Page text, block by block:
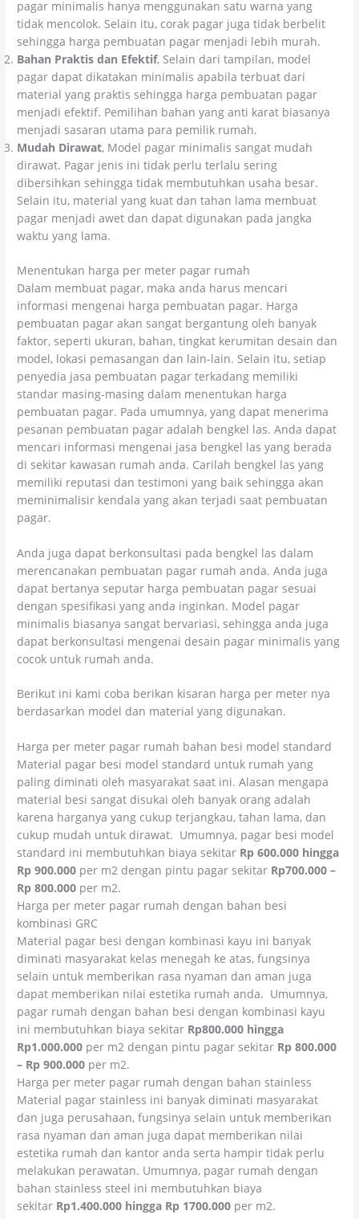
pagar minimalis hanya menggunakan satu warna yang
tidak mencolok. Selain itu, corak pagar juga tidak berbelit
sehingga harga pembuatan pagar menjadi lebih murah.
Bahan Praktis dan Efektif, Selain dari tampilan, model
pagar dapat dikatakan minimalis apabila terbuat dari
material yang praktis sehingga harga pembuatan pagar
menjadi efektif. Pemilihan bahan yang anti karat biasanya
menjadi sasaran utama para pemilik rumah.
Mudah Dirawat, Model pagar minimalis sangat mudah
dirawat. Pagar jenis ini tidak perlu terlalu sering
dibersihkan sehingga tidak membutuhkan usaha besar.
Selain itu, material yang kuat dan tahan lama membuat
pagar menjadi awet dan dapat digunakan pada jangka
waktu yang lama.
Menentukan harga per meter pagar rumah
Dalam membuat pagar, maka anda harus mencari
informasi mengenai harga pembuatan pagar. Harga
pembuatan pagar akan sangat bergantung oleh banyak
faktor, seperti ukuran, bahan, tingkat kerumitan desain dan
model, lokasi pemasangan dan lain-lain. Selain itu, setiap
penyedia jasa pembuatan pagar terkadang memiliki
standar masing-masing dalam menentukan harga
pembuatan pagar. Pada umumnya, yang dapat menerima
pesanan pembuatan pagar adalah bengkel las. Anda dapat
mencari informasi mengenai jasa bengkel las yang berada
di sekitar kawasan rumah anda. Carilah bengkel las yang
memiliki reputasi dan testimoni yang baik sehingga akan
meminimalisir kendala yang akan terjadi saat pembuatan
pagar.
Anda juga dapat berkonsultasi pada bengkel las dalam
merencanakan pembuatan pagar rumah anda. Anda juga
dapat bertanya seputar harga pembuatan pagar sesuai
dengan spesifikasi yang anda inginkan. Model pagar
minimalis biasanya sangat bervariasi, sehingga anda juga
dapat berkonsultasi mengenai desain pagar minimalis yang
cocok untuk rumah anda.
Berikut ini kami coba berikan kisaran harga per meter nya
berdasarkan model dan material yang digunakan.
Harga per meter pagar rumah bahan besi model standard
Material pagar besi model standard untuk rumah yang
paling diminati oleh masyarakat saat ini. Alasan mengapa
material besi sangat disukai oleh banyak orang adalah
karena harganya yang cukup terjangkau, tahan lama, dan
cukup mudah untuk dirawat. Umumnya, pagar besi model
standard ini membutuhkan biaya sekitar Rp 600.000 hingga
Rp 900.000 per m2 dengan pintu pagar sekitar Rp700.000 –
Rp 800.000 per m2.
Harga per meter pagar rumah dengan bahan besi
kombinasi GRC
Material pagar besi dengan kombinasi kayu ini banyak
diminati masyarakat kelas menegah ke atas, fungsinya
selain untuk memberikan rasa nyaman dan aman juga
dapat memberikan nilai estetika rumah anda. Umumnya,
pagar rumah dengan bahan besi dengan kombinasi kayu
ini membutuhkan biaya sekitar Rp800.000 hingga
Rp1.000.000 per m2 dengan pintu pagar sekitar Rp 800.000
– Rp 900.000 per m2.
Harga per meter pagar rumah dengan bahan stainless
Material pagar stainless ini banyak diminati masyarakat
dan juga perusahaan, fungsinya selain untuk memberikan
rasa nyaman dan aman juga dapat memberikan nilai
estetika rumah dan kantor anda serta hampir tidak perlu
melakukan perawatan. Umumnya, pagar rumah dengan
bahan stainless steel ini membutuhkan biaya
sekitar Rp1.400.000 hingga Rp 1700.000 per m2.